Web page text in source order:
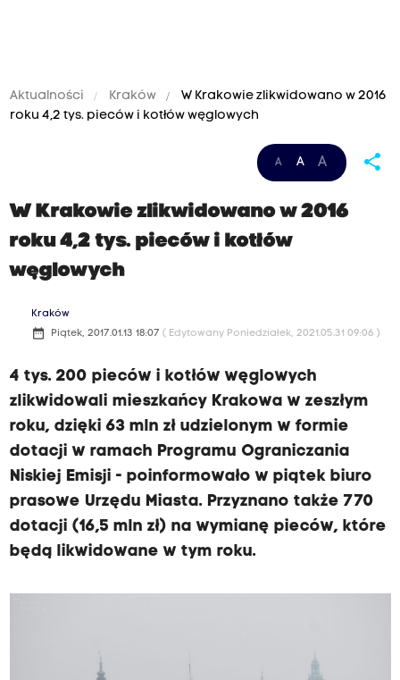
Aktualności Kraków
W Krakowie zlikwidowano w 2016
roku 4,2 tys. pieców i kotłów węglowych
A A A share
W Krakowie zlikwidowano w 2016
roku 4,2 tys. pieców i kotłów
węglowych
Kraków
date_range Piątek, 2017.01.13 18:07 ( Edytowany Poniedziałek, 2021.05.31 09:06 )
4 tys. 200 pieców i kotłów węglowych
zlikwidowali mieszkańcy Krakowa w zeszłym
roku, dzięki 63 mln zł udzielonym w formie
dotacji w ramach Programu Ograniczania
Niskiej Emisji - poinformowało w piątek biuro
prasowe Urzędu Miasta. Przyznano także 770
dotacji (16,5 mln zł) na wymianę pieców, które
będą likwidowane w tym roku.